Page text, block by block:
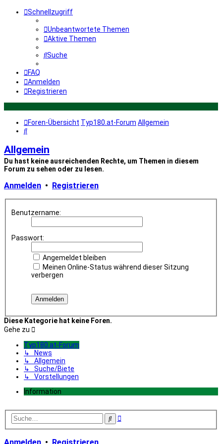
Schnellzugriff
Unbeantwortete Themen
Aktive Themen
Suche
FAQ
Anmelden
Registrieren
Foren-Übersicht Typ180.at-Forum Allgemein
Suche
Allgemein
Du hast keine ausreichenden Rechte, um Themen in diesem
Forum zu sehen oder zu lesen.
Anmelden • Registrieren
Benutzername:
Passwort:
Angemeldet bleiben
Meinen Online-Status während dieser Sitzung
verbergen
Diese Kategorie hat keine Foren.
Gehe zu
Typ180.at-Forum
↳ News
↳ Allgemein
↳ Suche/Biete
↳ Vorstellungen
Information
SucheErweiterte